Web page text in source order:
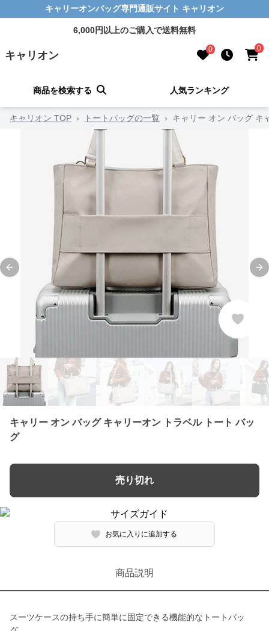
キャリーオンバッグ専門通販サイト キャリオン
6,000円以上のご購入で送料無料
キャリオン 0 0
商品を検索する 人気ランキング
キャリオン TOP › トートバッグの一覧 › キャリー オン バッグ キ
Previous slide
キャリー オン バッグ キャリーオン トラベル トート バッ
グ
売り切れ
お気に入りに追加する
商品説明
スーツケースの持ち手に簡単に固定できる機能的なトートバッ